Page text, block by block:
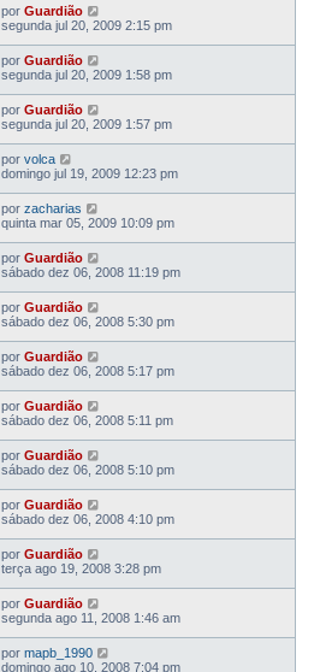
por Guardião
segunda jul 20, 2009 2:15 pm
por Guardião
segunda jul 20, 2009 1:58 pm
por Guardião
segunda jul 20, 2009 1:57 pm
por volca
domingo jul 19, 2009 12:23 pm
por zacharias
quinta mar 05, 2009 10:09 pm
por Guardião
sábado dez 06, 2008 11:19 pm
por Guardião
sábado dez 06, 2008 5:30 pm
por Guardião
sábado dez 06, 2008 5:17 pm
por Guardião
sábado dez 06, 2008 5:11 pm
por Guardião
sábado dez 06, 2008 5:10 pm
por Guardião
sábado dez 06, 2008 4:10 pm
por Guardião
terça ago 19, 2008 3:28 pm
por Guardião
segunda ago 11, 2008 1:46 am
por mapb_1990
domingo ago 10, 2008 7:04 pm